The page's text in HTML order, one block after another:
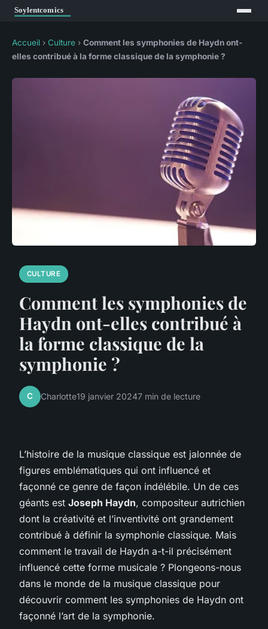
Accueil › Culture › Comment les symphonies de Haydn ont-
elles contribué à la forme classique de la symphonie ?
CULTURE
Comment les symphonies de
Haydn ont-elles contribué à
la forme classique de la
symphonie ?
C Charlotte19 janvier 20247 min de lecture
L’histoire de la musique classique est jalonnée de
figures emblématiques qui ont influencé et
façonné ce genre de façon indélébile. Un de ces
géants est Joseph Haydn, compositeur autrichien
dont la créativité et l’inventivité ont grandement
contribué à définir la symphonie classique. Mais
comment le travail de Haydn a-t-il précisément
influencé cette forme musicale ? Plongeons-nous
dans le monde de la musique classique pour
découvrir comment les symphonies de Haydn ont
façonné l’art de la symphonie.